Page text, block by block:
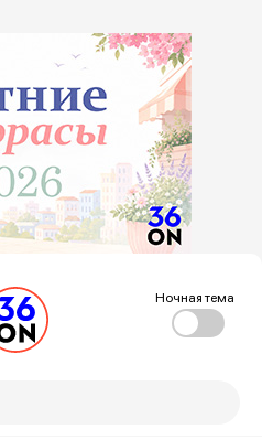
Ночная тема